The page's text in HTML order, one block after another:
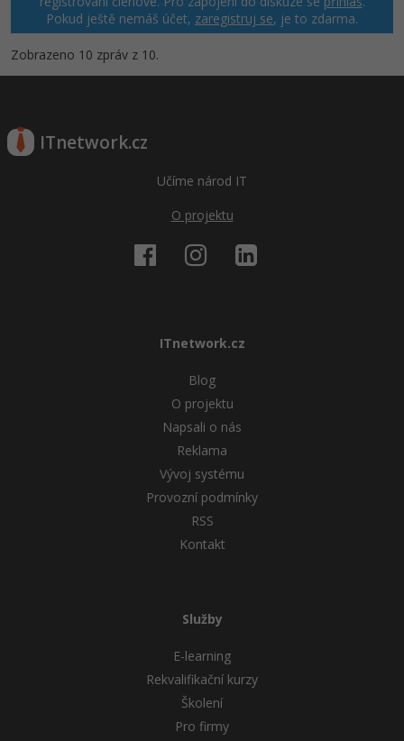
Pokud ještě nemáš účet, zaregistruj se, je to zdarma.
Zobrazeno 10 zpráv z 10.
ITnetwork.cz
Učíme národ IT
O projektu
ITnetwork.cz
Blog
O projektu
Napsali o nás
Reklama
Vývoj systému
Provozní podmínky
RSS
Kontakt
Služby
E-learning
Rekvalifikační kurzy
Školení
Pro firmy